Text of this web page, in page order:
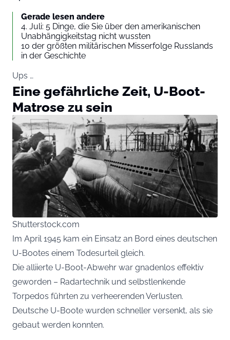
Gerade lesen andere
4. Juli: 5 Dinge, die Sie über den amerikanischen
Unabhängigkeitstag nicht wussten
10 der größten militärischen Misserfolge Russlands
in der Geschichte
Ups …
Eine gefährliche Zeit, U-Boot-
Matrose zu sein
Shutterstock.com
Im April 1945 kam ein Einsatz an Bord eines deutschen
U-Bootes einem Todesurteil gleich.
Die alliierte U-Boot-Abwehr war gnadenlos effektiv
geworden – Radartechnik und selbstlenkende
Torpedos führten zu verheerenden Verlusten.
Deutsche U-Boote wurden schneller versenkt, als sie
gebaut werden konnten.